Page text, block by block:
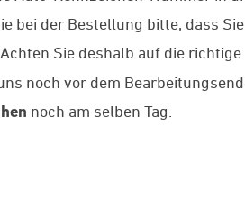
bei der Bestellung bitte, dass
Sie deshalb auf die richtige
noch vor dem
noch am selben Tag.